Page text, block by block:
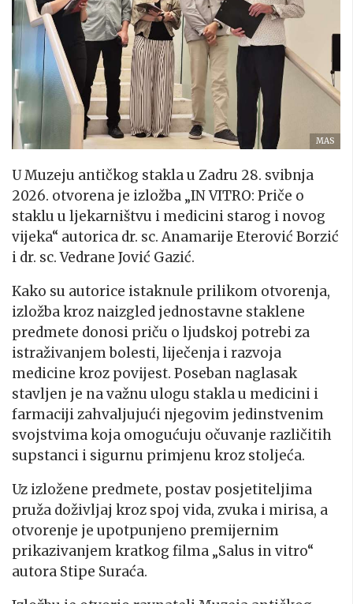
MAS
U Muzeju antičkog stakla u Zadru 28. svibnja
2026. otvorena je izložba „IN VITRO: Priče o
staklu u ljekarništvu i medicini starog i novog
vijeka“ autorica dr. sc. Anamarije Eterović Borzić
i dr. sc. Vedrane Jović Gazić.
Kako su autorice istaknule prilikom otvorenja,
izložba kroz naizgled jednostavne staklene
predmete donosi priču o ljudskoj potrebi za
istraživanjem bolesti, liječenja i razvoja
medicine kroz povijest. Poseban naglasak
stavljen je na važnu ulogu stakla u medicini i
farmaciji zahvaljujući njegovim jedinstvenim
svojstvima koja omogućuju očuvanje različitih
supstanci i sigurnu primjenu kroz stoljeća.
Uz izložene predmete, postav posjetiteljima
pruža doživljaj kroz spoj vida, zvuka i mirisa, a
otvorenje je upotpunjeno premijernim
prikazivanjem kratkog filma „Salus in vitro“
autora Stipe Suraća.